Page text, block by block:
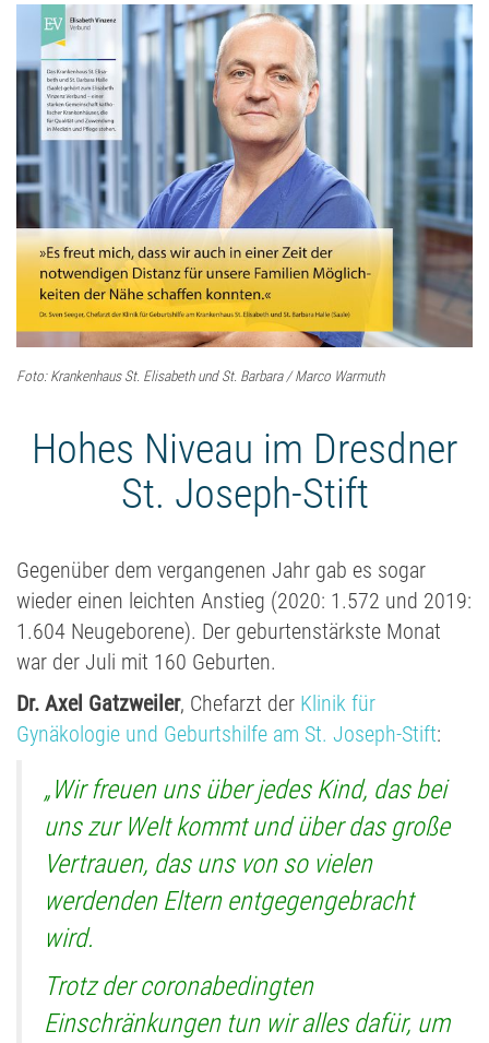
Foto: Krankenhaus St. Elisabeth und St. Barbara / Marco Warmuth
Hohes Niveau im Dresdner
St. Joseph-Stift
Gegenüber dem vergangenen Jahr gab es sogar
wieder einen leichten Anstieg (2020: 1.572 und 2019:
1.604 Neugeborene). Der geburtenstärkste Monat
war der Juli mit 160 Geburten.
Dr. Axel Gatzweiler, Chefarzt der Klinik für
Gynäkologie und Geburtshilfe am St. Joseph-Stift:
„Wir freuen uns über jedes Kind, das bei
uns zur Welt kommt und über das große
Vertrauen, das uns von so vielen
werdenden Eltern entgegengebracht
wird.
Trotz der coronabedingten
Einschränkungen tun wir alles dafür, um